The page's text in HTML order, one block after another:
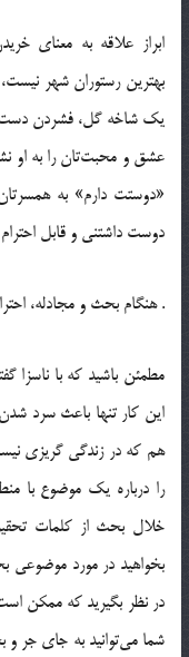
ابراز علاقه به معناي
بهترين رستوران شهر
يک شاخه گل، فشردن دست
عشق و محبت‌تان را به او
«دوستت‌ دارم» به
دوست داشتني و قابل
. هنگام بحث و مجادله،
مطمئن باشيد که با
اين کار تنها باعث سرد
هم که در زندگي گريزي
را درباره يک موضوع با
خلال بحث از کلمات
بخواهيد در مورد موضوعي
در نظر بگيريد که ممکن
شما مي‌توانيد به جاي جر و